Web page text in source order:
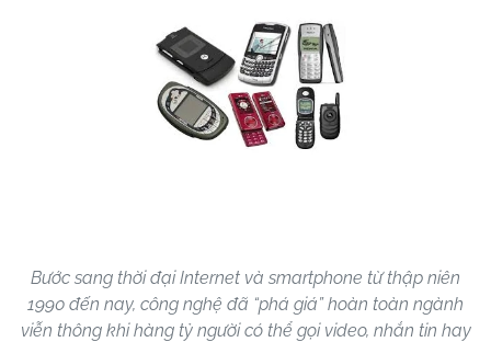
Bước sang thời đại Internet và smartphone từ thập niên
1990 đến nay, công nghệ đã “phá giá” hoàn toàn ngành
viễn thông khi hàng tỷ người có thể gọi video, nhắn tin hay